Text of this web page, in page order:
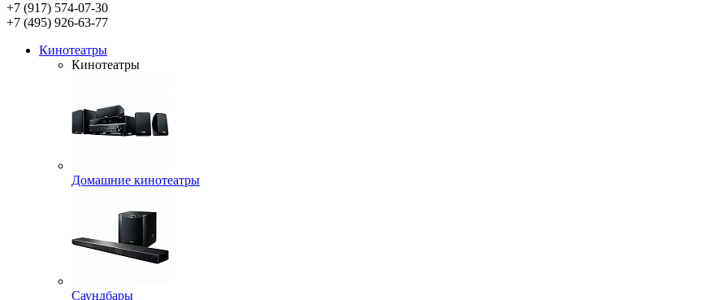
+7 (917) 574-07-30
+7 (495) 926-63-77
Кинотеатры
Кинотеатры
Домашние кинотеатры
Саундбары